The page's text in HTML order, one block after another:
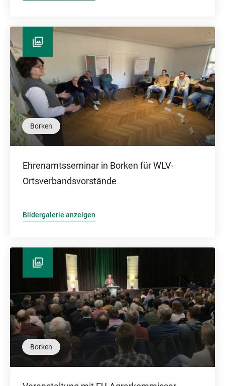
Borken
Ehrenamtsseminar in Borken für WLV-
Ortsverbandsvorstände
Bildergalerie anzeigen
Borken